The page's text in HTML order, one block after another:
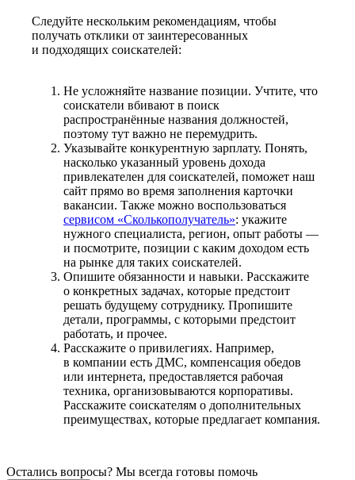
Следуйте нескольким рекомендациям, чтобы
получать отклики от заинтересованных
и подходящих соискателей:
Не усложняйте название позиции. Учтите, что
соискатели вбивают в поиск
распространённые названия должностей,
поэтому тут важно не перемудрить.
Указывайте конкурентную зарплату. Понять,
насколько указанный уровень дохода
привлекателен для соискателей, поможет наш
сайт прямо во время заполнения карточки
вакансии. Также можно воспользоваться
сервисом «Сколькополучатель»: укажите
нужного специалиста, регион, опыт работы —
и посмотрите, позиции с каким доходом есть
на рынке для таких соискателей.
Опишите обязанности и навыки. Расскажите
о конкретных задачах, которые предстоит
решать будущему сотруднику. Пропишите
детали, программы, с которыми предстоит
работать, и прочее.
Расскажите о привилегиях. Например,
в компании есть ДМС, компенсация обедов
или интернета, предоставляется рабочая
техника, организовываются корпоративы.
Расскажите соискателям о дополнительных
преимуществах, которые предлагает компания.
Остались вопросы? Мы всегда готовы помочь